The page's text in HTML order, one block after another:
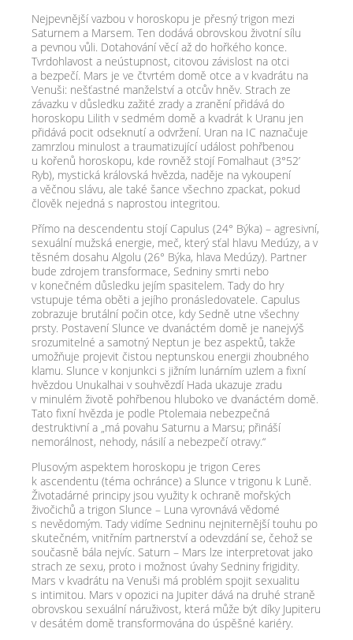
Nejpevnější vazbou v horoskopu je přesný trigon mezi
Saturnem a Marsem. Ten dodává obrovskou životní sílu
a pevnou vůli. Dotahování věcí až do hořkého konce.
Tvrdohlavost a neústupnost, citovou závislost na otci
a bezpečí. Mars je ve čtvrtém domě otce a v kvadrátu na
Venuši: nešťastné manželství a otcův hněv. Strach ze
závazku v důsledku zažité zrady a zranění přidává do
horoskopu Lilith v sedmém domě a kvadrát k Uranu jen
přidává pocit odseknutí a odvržení. Uran na IC naznačuje
zamrzlou minulost a traumatizující událost pohřbenou
u kořenů horoskopu, kde rovněž stojí Fomalhaut (3°52’
Ryb), mystická královská hvězda, naděje na vykoupení
a věčnou slávu, ale také šance všechno zpackat, pokud
člověk nejedná s naprostou integritou.
Přímo na descendentu stojí Capulus (24° Býka) – agresivní,
sexuální mužská energie, meč, který sťal hlavu Medúzy, a v
těsném dosahu Algolu (26° Býka, hlava Medúzy). Partner
bude zdrojem transformace, Sedniny smrti nebo
v konečném důsledku jejím spasitelem. Tady do hry
vstupuje téma oběti a jejího pronásledovatele. Capulus
zobrazuje brutální počin otce, kdy Sedně utne všechny
prsty. Postavení Slunce ve dvanáctém domě je nanejvýš
srozumitelné a samotný Neptun je bez aspektů, takže
umožňuje projevit čistou neptunskou energii zhoubného
klamu. Slunce v konjunkci s jižním lunárním uzlem a fixní
hvězdou Unukalhai v souhvězdí Hada ukazuje zradu
v minulém životě pohřbenou hluboko ve dvanáctém domě.
Tato fixní hvězda je podle Ptolemaia nebezpečná
destruktivní a „má povahu Saturnu a Marsu; přináší
nemorálnost, nehody, násilí a nebezpečí otravy.“
Plusovým aspektem horoskopu je trigon Ceres
k ascendentu (téma ochránce) a Slunce v trigonu k Luně.
Životadárné principy jsou využity k ochraně mořských
živočichů a trigon Slunce – Luna vyrovnává vědomé
s nevědomým. Tady vidíme Sedninu nejniternější touhu po
skutečném, vnitřním partnerství a odevzdání se, čehož se
současně bála nejvíc. Saturn – Mars lze interpretovat jako
strach ze sexu, proto i možnost úvahy Sedniny frigidity.
Mars v kvadrátu na Venuši má problém spojit sexualitu
s intimitou. Mars v opozici na Jupiter dává na druhé straně
obrovskou sexuální náruživost, která může být díky Jupiteru
v desátém domě transformována do úspěšné kariéry.